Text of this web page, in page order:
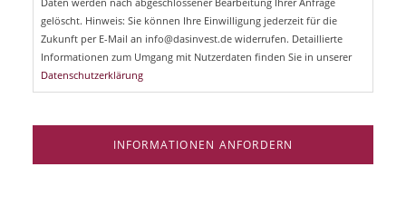
gelöscht. Hinweis: Sie können Ihre Einwilligung jederzeit für die
Zukunft per E-Mail an info@dasinvest.de widerrufen. Detaillierte
Informationen zum Umgang mit Nutzerdaten finden Sie in unserer
Datenschutzerklärung
INFORMATIONEN ANFORDERN